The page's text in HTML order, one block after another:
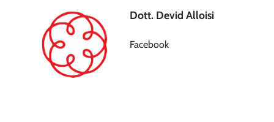
Dott. Devid Alloisi
Facebook